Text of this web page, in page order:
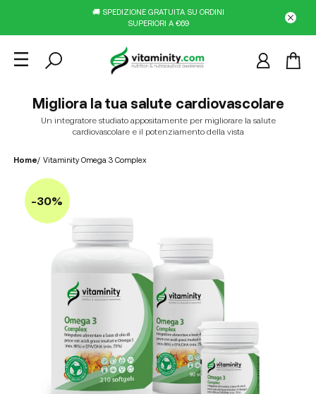
🚚 SPEDIZIONE GRATUITA SU ORDINI
SUPERIORI A €69
Migliora la tua salute cardiovascolare
Un integratore studiato appositamente per migliorare la salute
cardiovascolare e il potenziamento della vista
Home/ Vitaminity Omega 3 Complex
-30%